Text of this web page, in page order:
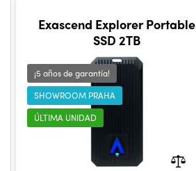
Exascend Explorer Portable
SSD 2TB
¡5 años de garantía!
SHOWROOM PRAHA
ÚLTIMA UNIDAD